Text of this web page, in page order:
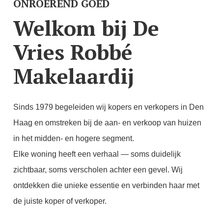
ONROEREND GOED
Welkom bij De
Vries Robbé
Makelaardij
Sinds 1979 begeleiden wij kopers en verkopers in Den
Haag en omstreken bij de aan- en verkoop van huizen
in het midden- en hogere segment.
Elke woning heeft een verhaal — soms duidelijk
zichtbaar, soms verscholen achter een gevel. Wij
ontdekken die unieke essentie en verbinden haar met
de juiste koper of verkoper.